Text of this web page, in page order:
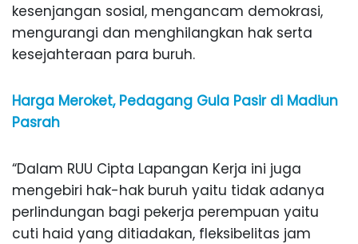
kesenjangan sosial, mengancam demokrasi,
mengurangi dan menghilangkan hak serta
kesejahteraan para buruh.
Harga Meroket, Pedagang Gula Pasir di Madiun
Pasrah
“Dalam RUU Cipta Lapangan Kerja ini juga
mengebiri hak-hak buruh yaitu tidak adanya
perlindungan bagi pekerja perempuan yaitu
cuti haid yang ditiadakan, fleksibelitas jam